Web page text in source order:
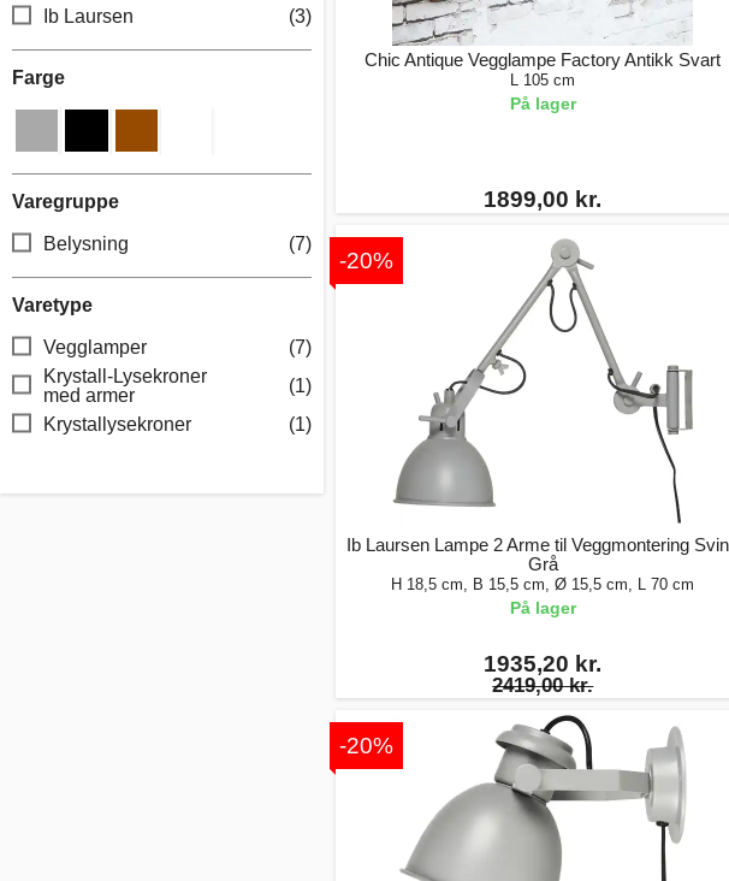
Ib Laursen
(3)
Farge
Varegruppe
Belysning (7)
Varetype
Vegglamper
(7)
Krystall-Lysekroner
med armer
(1)
Krystallysekroner
(1)
Chic Antique Vegglampe Factory Antikk Svart
L 105 cm
På lager
1899,00 kr.
-20%
Ib Laursen Lampe 2 Arme til Veggmontering
Grå
H 18,5 cm, B 15,5 cm, Ø 15,5 cm, L 70 cm
På lager
1935,20 kr.
2419,00 kr.
-20%